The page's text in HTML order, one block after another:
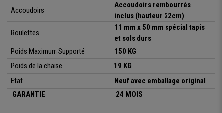
Accoudoirs
Accoudoirs rembourrés
inclus (hauteur 22cm)
Roulettes
11 mm x 50 mm spécial tapis
et sols durs
Poids Maximum Supporté
1 50 KG
Poids de la chaise
19 KG
Etat
Neuf avec emballage original
GARANTIE
24 MOIS